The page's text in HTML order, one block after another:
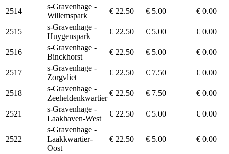
2514
s-Gravenhage -
Willemspark
€ 22.50 € 5.00 € 0.00
2515
s-Gravenhage -
Huygenspark
€ 22.50 € 5.00 € 0.00
2516
s-Gravenhage -
Binckhorst
€ 22.50 € 5.00 € 0.00
2517
s-Gravenhage -
Zorgvliet
€ 22.50 € 7.50 € 0.00
2518
s-Gravenhage -
Zeeheldenkwartier
€ 22.50 € 7.50 € 0.00
2521
s-Gravenhage -
Laakhaven-West
€ 22.50 € 5.00 € 0.00
2522
s-Gravenhage -
Laakkwartier-
Oost
€ 22.50 € 5.00 € 0.00